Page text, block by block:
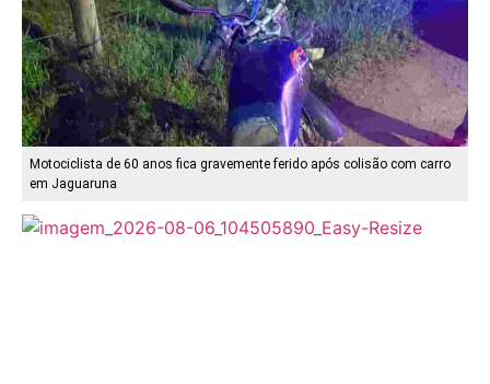
Motociclista de 60 anos fica gravemente ferido após colisão com carro
em Jaguaruna